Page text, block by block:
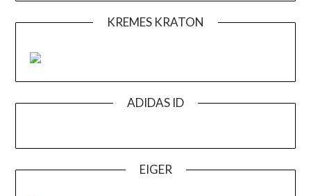
KREMES KRATON
ADIDAS ID
EIGER